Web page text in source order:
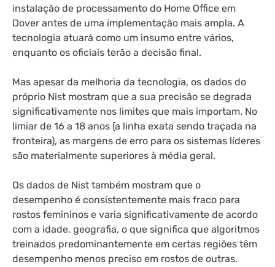
instalação de processamento do Home Office em
Dover antes de uma implementação mais ampla. A
tecnologia atuará como um insumo entre vários,
enquanto os oficiais terão a decisão final.
Mas apesar da melhoria da tecnologia, os dados do
próprio Nist mostram que a sua precisão se degrada
significativamente nos limites que mais importam. No
limiar de 16 a 18 anos (a linha exata sendo traçada na
fronteira), as margens de erro para os sistemas líderes
são materialmente superiores à média geral.
Os dados de Nist também mostram que o
desempenho é consistentemente mais fraco para
rostos femininos e varia significativamente de acordo
com a idade. geografia, o que significa que algoritmos
treinados predominantemente em certas regiões têm
desempenho menos preciso em rostos de outras.